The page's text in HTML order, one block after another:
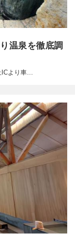
温泉を徹底調
より車…